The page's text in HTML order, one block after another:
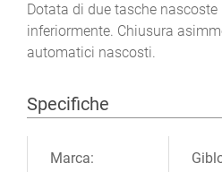
Dotata di due tasche
inferiormente. Chiusura
automatici nascosti.
Specifiche
Marca: